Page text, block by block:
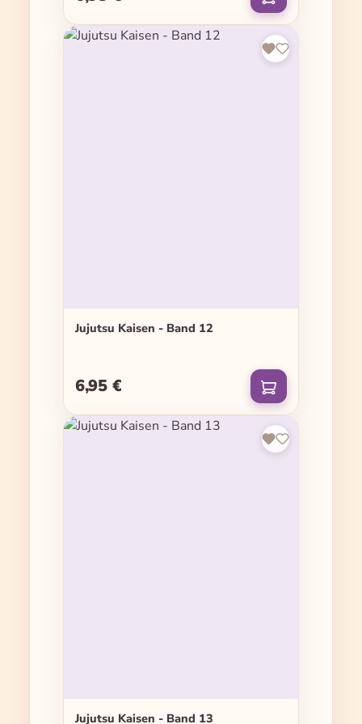
Jujutsu Kaisen - Band 12
Regulärer Preis:
6,95 €
Jujutsu Kaisen - Band 13